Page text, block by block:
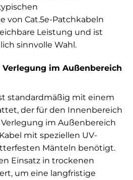
von Cat.5e-Patchkabeln
Leistung und ist
sinnvolle Wahl.
im Außenbereich
standardmäßig mit einem
der für den Innenbereich
im Außenbereich
mit speziellen UV-
Mänteln benötigt.
Einsatz in trockenen
um eine langfristige